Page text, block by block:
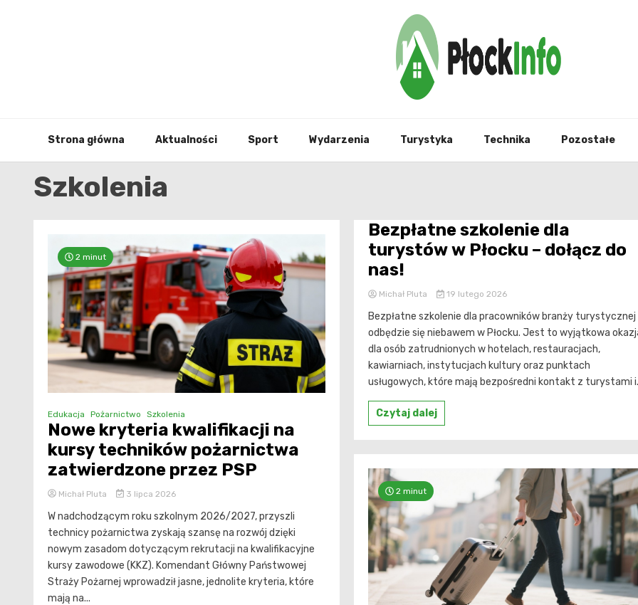
Strona główna Aktualności Sport Wydarzenia Turystyka Technika Pozostałe
Szkolenia
2 minut
Edukacja Pożarnictwo Szkolenia
Nowe kryteria kwalifikacji na
kursy techników pożarnictwa
zatwierdzone przez PSP
Michał Pluta 3 lipca 2026
W nadchodzącym roku szkolnym 2026/2027, przyszli
technicy pożarnictwa zyskają szansę na rozwój dzięki
nowym zasadom dotyczącym rekrutacji na kwalifikacyjne
kursy zawodowe (KKZ). Komendant Główny Państwowej
Straży Pożarnej wprowadził jasne, jednolite kryteria, które
mają na...
Bezpłatne szkolenie dla
turystów w Płocku – dołącz do
nas!
Michał Pluta 19 lutego 2026
Bezpłatne szkolenie dla pracowników branży turystycznej
odbędzie się niebawem w Płocku. Jest to wyjątkowa
dla osób zatrudnionych w hotelach, restauracjach,
kawiarniach, instytucjach kultury oraz punktach
usługowych, które mają bezpośredni kontakt z turystami
Czytaj dalej
2 minut